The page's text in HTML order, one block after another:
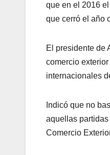
que en el 2016
que cerró el año
El presidente de
comercio
internacionales
Indicó que no
aquellas
Comercio